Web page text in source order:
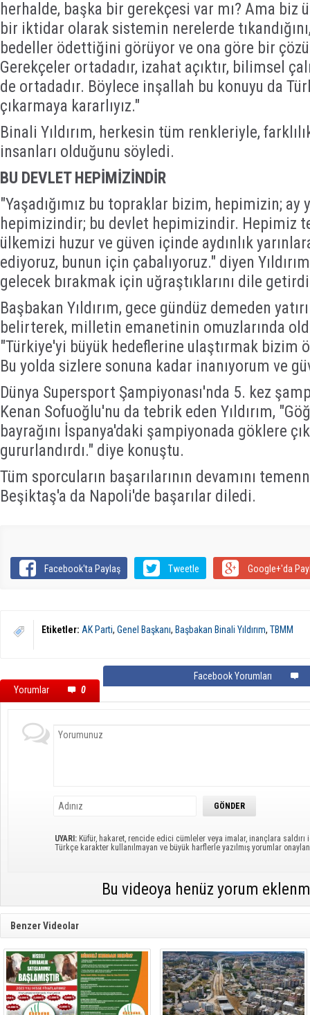
herhalde, başka bir gerekçesi var mı? Ama
bir iktidar olarak sistemin nerelerde
bedeller ödettiğini görüyor ve ona göre bir
Gerekçeler ortadadır, izahat açıktır, bilimsel
de ortadadır. Böylece inşallah bu konuyu da
çıkarmaya kararlıyız."
Binali Yıldırım, herkesin tüm renkleriyle,
insanları olduğunu söyledi.
BU DEVLET HEPİMİZİNDİR
"Yaşadığımız bu topraklar bizim, hepimizin; ay
hepimizindir; bu devlet hepimizindir. Hepimiz
ülkemizi huzur ve güven içinde aydınlık
ediyoruz, bunun için çabalıyoruz." diyen
gelecek bırakmak için uğraştıklarını dile
Başbakan Yıldırım, gece gündüz demeden
belirterek, milletin emanetinin omuzlarında
"Türkiye'yi büyük hedeflerine ulaştırmak
Bu yolda sizlere sonuna kadar inanıyorum ve
Dünya Supersport Şampiyonası'nda 5. kez
Kenan Sofuoğlu'nu da tebrik eden Yıldırım,
bayrağını İspanya'daki şampiyonada göklere
gururlandırdı." diye konuştu.
Tüm sporcuların başarılarının devamını
Beşiktaş'a da Napoli'de başarılar diledi.
Facebook'ta Paylaş Tweetle Google+'da
Etiketler: AK Parti, Genel Başkanı, Başbakan Binali Yıldırım, TBMM
Yorumlar 0
Facebook Yorumları
UYARI: Küfür, hakaret, rencide edici cümleler veya imalar, inançlara saldırı
Türkçe karakter kullanılmayan ve büyük harflerle yazılmış yorumlar
Bu videoya henüz yorum
Benzer Videolar